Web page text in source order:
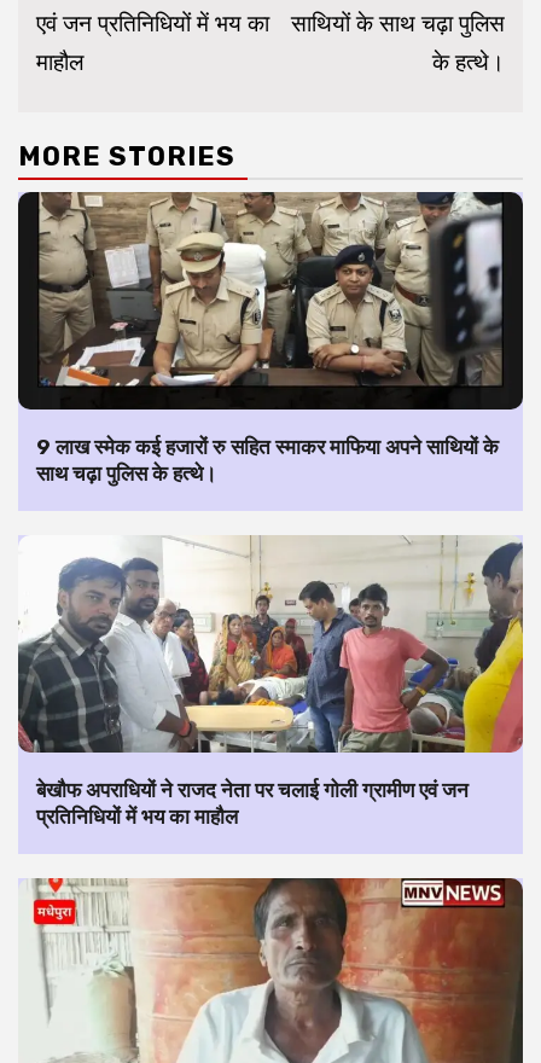
एवं जन प्रतिनिधियों में भय का
माहौल
साथियों के साथ चढ़ा पुलिस
के हत्थे।
MORE STORIES
9 लाख स्मेक कई हजारों रु सहित स्माकर माफिया अपने साथियों के
साथ चढ़ा पुलिस के हत्थे।
बेखौफ अपराधियों ने राजद नेता पर चलाई गोली ग्रामीण एवं जन
प्रतिनिधियों में भय का माहौल